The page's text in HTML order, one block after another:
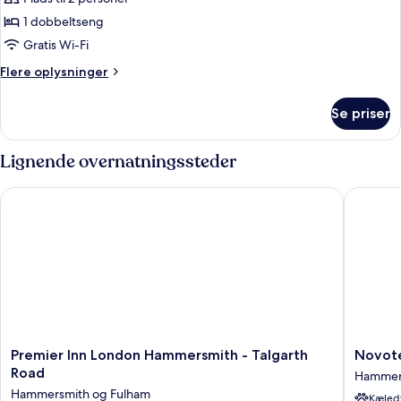
1
dobbeltseng
-
handicapvenligt
Free
Hot
Breakfast)
1 dobbeltseng
Gratis Wi-Fi
Flere oplysninger
Flere
-
1
dobbeltseng
handicapvenligt
Se priser
Lignende overnatningssteder
Premier
Inn
Premier Inn London Hammersmith - Talgarth
Road
Hammersmith og Fulham
Premier Inn London Hammersmith - Talgarth Road
Novotel
London
West
Novotel